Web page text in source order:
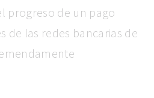
progreso de un pago
de las redes bancarias de